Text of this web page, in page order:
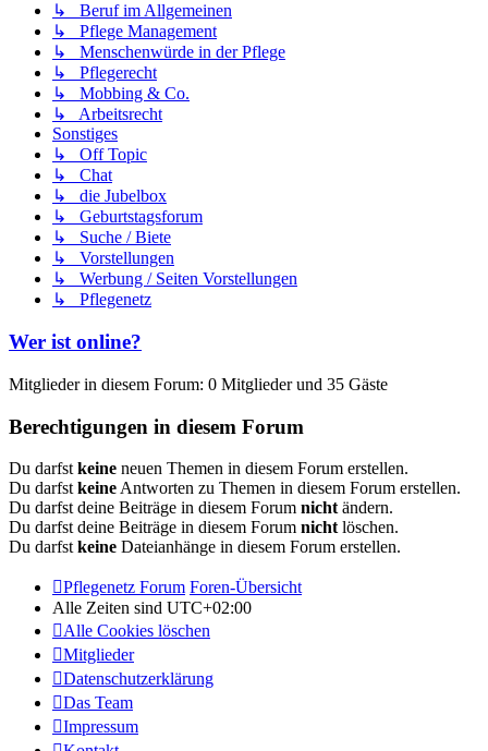
↳ Beruf im Allgemeinen
↳ Pflege Management
↳ Menschenwürde in der Pflege
↳ Pflegerecht
↳ Mobbing & Co.
↳ Arbeitsrecht
Sonstiges
↳ Off Topic
↳ Chat
↳ die Jubelbox
↳ Geburtstagsforum
↳ Suche / Biete
↳ Vorstellungen
↳ Werbung / Seiten Vorstellungen
↳ Pflegenetz
Wer ist online?
Mitglieder in diesem Forum: 0 Mitglieder und 35 Gäste
Berechtigungen in diesem Forum
Du darfst keine neuen Themen in diesem Forum erstellen.
Du darfst keine Antworten zu Themen in diesem Forum erstellen.
Du darfst deine Beiträge in diesem Forum nicht ändern.
Du darfst deine Beiträge in diesem Forum nicht löschen.
Du darfst keine Dateianhänge in diesem Forum erstellen.
Pflegenetz Forum Foren-Übersicht
Alle Zeiten sind UTC+02:00
Alle Cookies löschen
Mitglieder
Datenschutzerklärung
Das Team
Impressum